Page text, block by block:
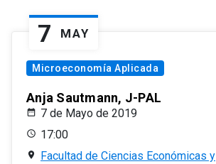
7 MAY
Microeconomía Aplicada
Anja Sautmann, J-PAL
7 de Mayo de 2019
17:00
Facultad de Ciencias Económicas y